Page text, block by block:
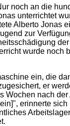
noch an die
unterrichtet
Alberto Jonas
zur
wurde noch
ein, die
er
nach
erinnerte